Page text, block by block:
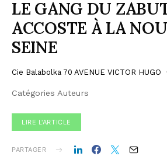
LE GANG DU
ACCOSTE À LA
SEINE
Cie Balabolka 70 AVENUE VICTOR HUGO
Catégories Auteurs
LIRE L'ARTICLE
PARTAGER